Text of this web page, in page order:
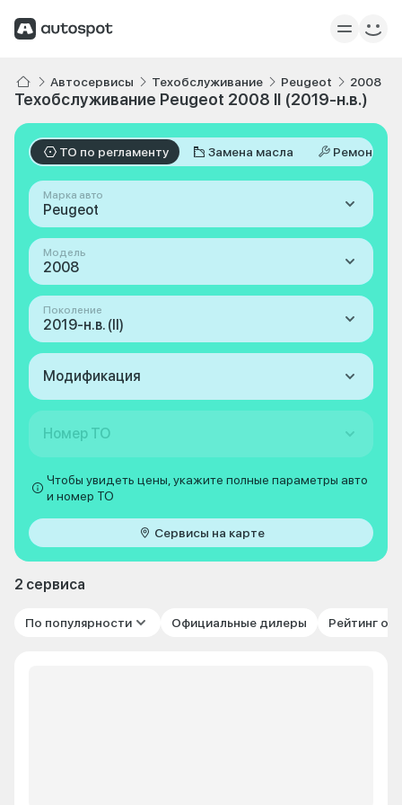
Автосервисы Техобслуживание Peugeot 2008
Техобслуживание Peugeot 2008 II (2019-н.в.)
ТО по регламенту Замена масла Ремонт
Марка авто
Peugeot
Модель
2008
Поколение
2019-н.в. (II)
Модификация
Номер ТО
Чтобы увидеть цены, укажите полные параметры авто
и номер ТО
Сервисы на карте
2 сервиса
По популярности Официальные дилеры Рейтинг